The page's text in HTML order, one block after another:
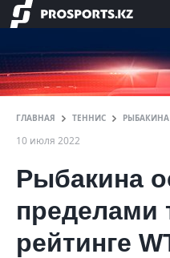
ГЛАВНАЯ ТЕННИС РЫБАКИНА
10 июля 2022
Рыбакина
пределами
рейтинге